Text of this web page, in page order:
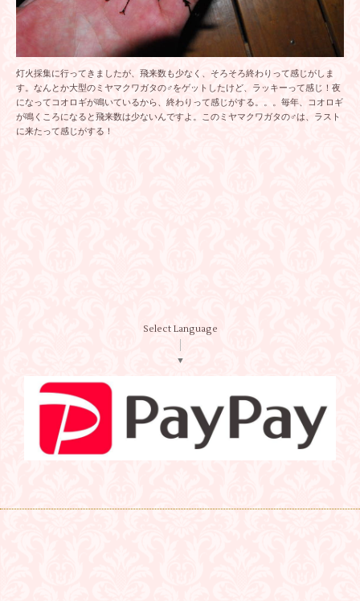
灯火採集に行ってきましたが、飛来数も少なく、そろそろ終わりって感じがしま
す。なんとか大型のミヤマクワガタの♂をゲットしたけど、ラッキーって感じ！夜
になってコオロギが鳴いているから、終わりって感じがする。。。毎年、コオロギ
が鳴くころになると飛来数は少ないんですよ。このミヤマクワガタの♂は、ラスト
に来たって感じがする！
Select Language
▼